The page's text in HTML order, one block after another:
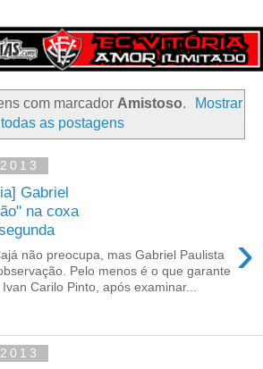
com marcador Amistoso.
Mostrar
todas as postagens
Gabriel
na coxa
›
não preocupa, mas Gabriel Paulista
Pelo menos é o que garante
Carilo Pinto, após examinar...